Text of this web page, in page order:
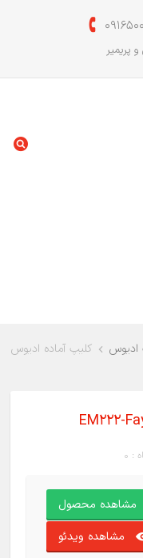
پریمیر
ادیوس
کلیپ آماده ادیوس
:
0
مشاهده محصول
مشاهده ویدئو